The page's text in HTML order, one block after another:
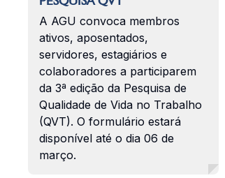
A AGU convoca membros
ativos, aposentados,
servidores, estagiários e
colaboradores a participarem
da 3ª edição da Pesquisa de
Qualidade de Vida no Trabalho
(QVT). O formulário estará
disponível até o dia 06 de
março.